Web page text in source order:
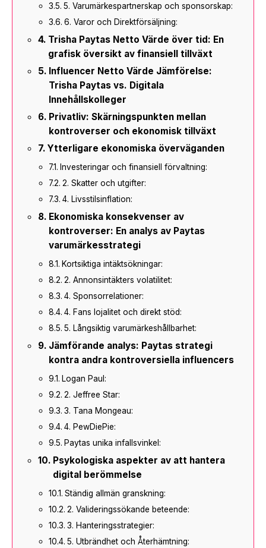
5. Varumärkespartnerskap och sponsorskap:
6. Varor och Direktförsäljning:
Trisha Paytas Netto Värde över tid: En
grafisk översikt av finansiell tillväxt
Influencer Netto Värde Jämförelse:
Trisha Paytas vs. Digitala
Innehållskolleger
Privatliv: Skärningspunkten mellan
kontroverser och ekonomisk tillväxt
Ytterligare ekonomiska överväganden
Investeringar och finansiell förvaltning:
2. Skatter och utgifter:
4. Livsstilsinflation:
Ekonomiska konsekvenser av
kontroverser: En analys av Paytas
varumärkesstrategi
Kortsiktiga intäktsökningar:
2. Annonsintäkters volatilitet:
4. Sponsorrelationer:
4. Fans lojalitet och direkt stöd:
5. Långsiktig varumärkeshållbarhet:
Jämförande analys: Paytas strategi
kontra andra kontroversiella influencers
Logan Paul:
2. Jeffree Star:
3. Tana Mongeau:
4. PewDiePie:
Paytas unika infallsvinkel:
Psykologiska aspekter av att hantera
digital berömmelse
Ständig allmän granskning:
2. Valideringssökande beteende:
3. Hanteringsstrategier:
5. Utbrändhet och Återhämtning: